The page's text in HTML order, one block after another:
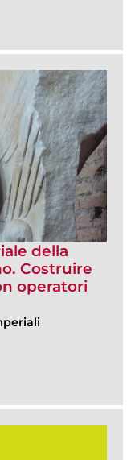
della
Costruire
operatori